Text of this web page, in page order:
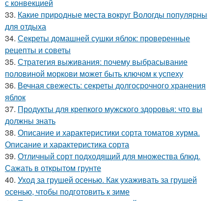
с конвекцией
33. Какие природные места вокруг Вологды популярны
для отдыха
34. Секреты домашней сушки яблок: проверенные
рецепты и советы
35. Стратегия выживания: почему выбрасывание
половиной моркови может быть ключом к успеху
36. Вечная свежесть: секреты долгосрочного хранения
яблок
37. Продукты для крепкого мужского здоровья: что вы
должны знать
38. Описание и характеристики сорта томатов хурма.
Описание и характеристика сорта
39. Отличный сорт подходящий для множества блюд.
Сажать в открытом грунте
40. Уход за грушей осенью. Как ухаживать за грушей
осенью, чтобы подготовить к зиме